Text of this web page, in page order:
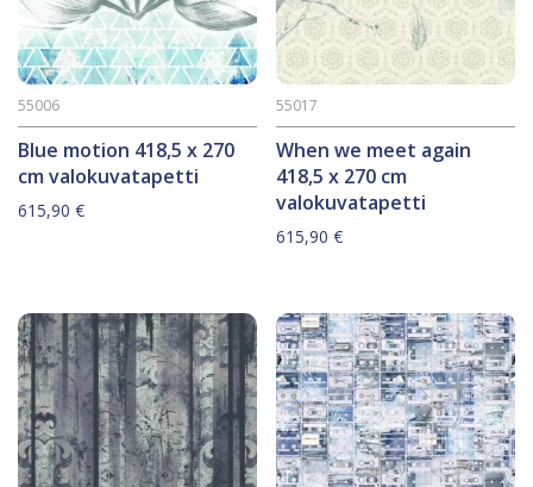
Blue motion 418,5 x 270
cm valokuvatapetti
55006
615,90 €
When we meet again
418,5 x 270 cm
valokuvatapetti
55017
615,90€